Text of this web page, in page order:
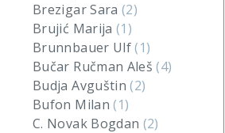
Brezigar Sara(2)
Brujić Marija(1)
Brunnbauer Ulf(1)
Bučar Ručman Aleš(4)
Budja Avguštin(2)
Bufon Milan(1)
C. Novak Bogdan (2)